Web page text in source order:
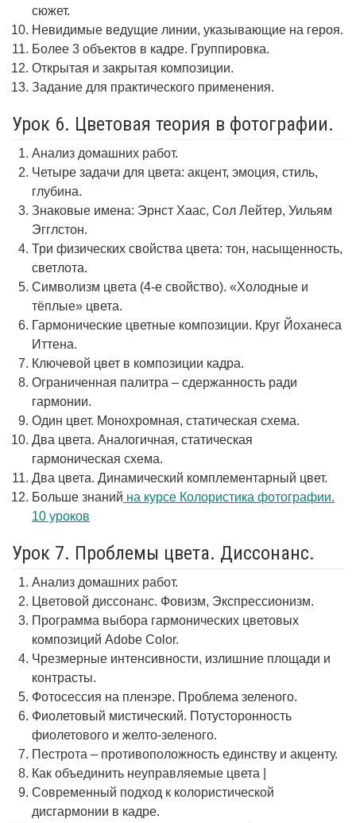
сюжет.
Невидимые ведущие линии, указывающие на героя.
Более 3 объектов в кадре. Группировка.
Открытая и закрытая композиции.
Задание для практического применения.
Урок 6. Цветовая теория в фотографии.
Анализ домашних работ.
Четыре задачи для цвета: акцент, эмоция, стиль,
глубина.
Знаковые имена: Эрнст Хаас, Сол Лейтер, Уильям
Эгглстон.
Три физических свойства цвета: тон, насыщенность,
светлота.
Символизм цвета (4-е свойство). «Холодные и
тёплые» цвета.
Гармонические цветные композиции. Круг Йоханеса
Иттена.
Ключевой цвет в композиции кадра.
Ограниченная палитра – сдержанность ради
гармонии.
Один цвет. Монохромная, статическая схема.
Два цвета. Аналогичная, статическая
гармоническая схема.
Два цвета. Динамический комплементарный цвет.
Больше знаний на курсе Колористика фотографии.
10 уроков
Урок 7. Проблемы цвета. Диссонанс.
Анализ домашних работ.
Цветовой диссонанс. Фовизм, Экспрессионизм.
Программа выбора гармонических цветовых
композиций Adobe Color.
Чрезмерные интенсивности, излишние площади и
контрасты.
Фотосессия на пленэре. Проблема зеленого.
Фиолетовый мистический. Потусторонность
фиолетового и желто-зеленого.
Пестрота – противоположность единству и акценту.
Как объединить неуправляемые цвета |
Современный подход к колористической
дисгармонии в кадре.